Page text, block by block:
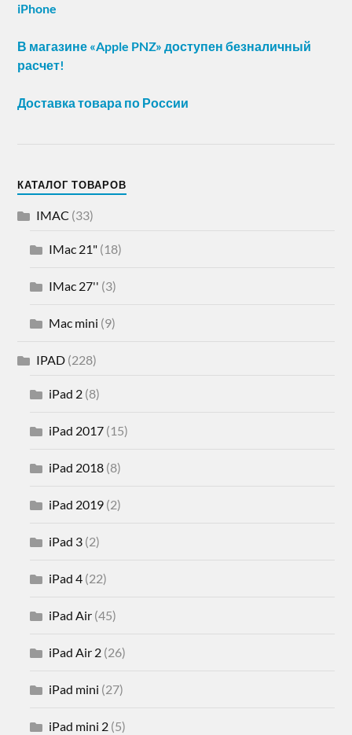
iPhone
В магазине «Apple PNZ» доступен безналичный
расчет!
Доставка товара по России
КАТАЛОГ ТОВАРОВ
IMAC (33)
IMac 21" (18)
IMac 27'' (3)
Mac mini (9)
IPAD (228)
iPad 2 (8)
iPad 2017 (15)
iPad 2018 (8)
iPad 2019 (2)
iPad 3 (2)
iPad 4 (22)
iPad Air (45)
iPad Air 2 (26)
iPad mini (27)
iPad mini 2 (5)